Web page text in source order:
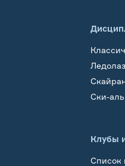
Ски-
Клубы
Список